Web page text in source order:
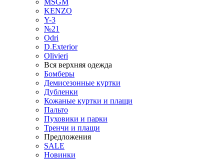
MSGM
KENZO
Y-3
№21
Odri
D.Exterior
Olivieri
Вся верхняя одежда
Бомберы
Демисезонные куртки
Дубленки
Кожаные куртки и плащи
Пальто
Пуховики и парки
Тренчи и плащи
Предложения
SALE
Новинки